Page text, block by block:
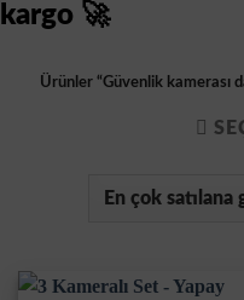
kargo 🚀
Ürünler “Güvenlik kamerası